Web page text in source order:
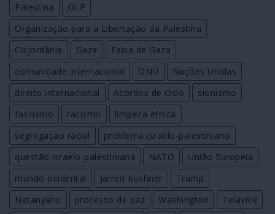
Palestina
OLP
Organização para a Libertação da Palestina
Cisjordânia
Gaza
Faixa de Gaza
comunidade internacional
ONU
Nações Unidas
direito internacional
Acordos de Oslo
sionismo
fascismo
racismo
limpeza étnica
segregação racial
problema israelo-palestiniano
questão israelo-palestiniana
NATO
União Europeia
mundo ocidental
Jarred Kushner
Trump
Netanyahu
processo de paz Washington
Telavive